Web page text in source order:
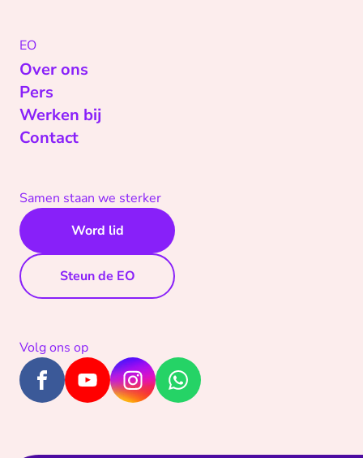
EO
Over ons
Pers
Werken bij
Contact
Samen staan we sterker
Word lid
Steun de EO
Volg ons op